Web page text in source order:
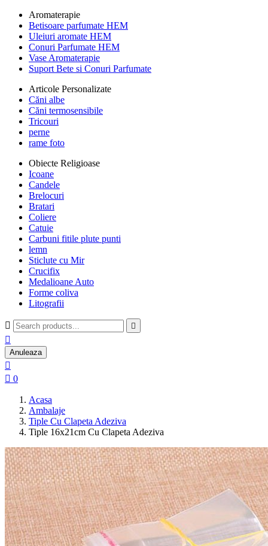
Aromaterapie
Betisoare parfumate HEM
Uleiuri aromate HEM
Conuri Parfumate HEM
Vase Aromaterapie
Suport Bete si Conuri Parfumate
Articole Personalizate
Căni albe
Căni termosensibile
Tricouri
perne
rame foto
Obiecte Religioase
Icoane
Candele
Brelocuri
Bratari
Coliere
Catuie
Carbuni fitile plute punti
lemn
Sticlute cu Mir
Crucifix
Medalioane Auto
Forme coliva
Litografii
 

Anuleaza

 0
Acasa
Ambalaje
Tiple Cu Clapeta Adeziva
Tiple 16x21cm Cu Clapeta Adeziva